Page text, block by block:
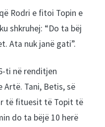
Rodri e fitoi Topin e
shkruhej: “Do ta bëj
Ata nuk janë gati”.
ti në renditjen
Artë. Tani, Betis, së
të fituesit të Topit të
do ta bëjë 10 herë